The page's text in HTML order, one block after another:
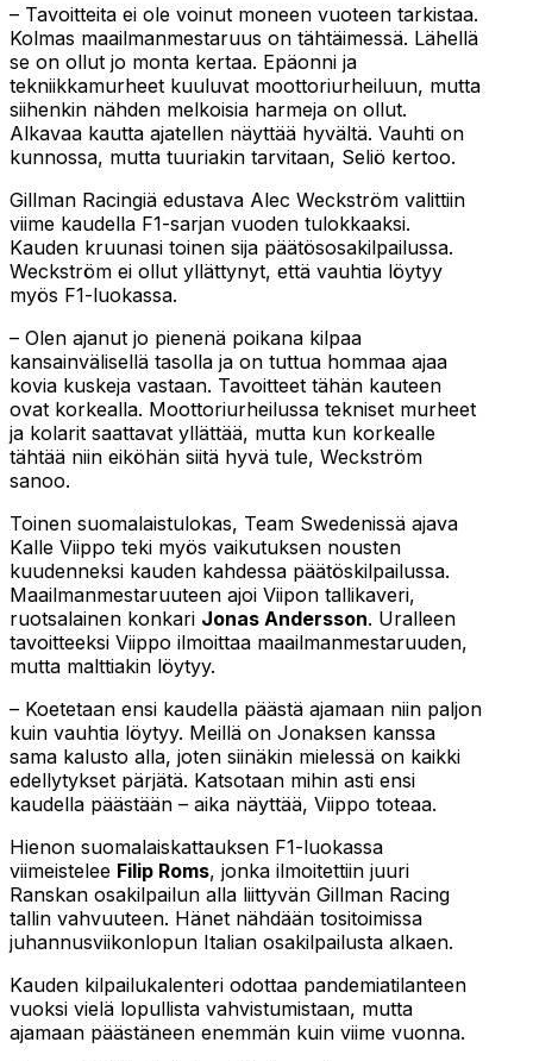
– Tavoitteita ei ole voinut moneen vuoteen tarkistaa.
Kolmas maailmanmestaruus on tähtäimessä. Lähellä
se on ollut jo monta kertaa. Epäonni ja
tekniikkamurheet kuuluvat moottoriurheiluun, mutta
siihenkin nähden melkoisia harmeja on ollut.
Alkavaa kautta ajatellen näyttää hyvältä. Vauhti on
kunnossa, mutta tuuriakin tarvitaan, Seliö kertoo.
Gillman Racingiä edustava Alec Weckström valittiin
viime kaudella F1-sarjan vuoden tulokkaaksi.
Kauden kruunasi toinen sija päätösosakilpailussa.
Weckström ei ollut yllättynyt, että vauhtia löytyy
myös F1-luokassa.
– Olen ajanut jo pienenä poikana kilpaa
kansainvälisellä tasolla ja on tuttua hommaa ajaa
kovia kuskeja vastaan. Tavoitteet tähän kauteen
ovat korkealla. Moottoriurheilussa tekniset murheet
ja kolarit saattavat yllättää, mutta kun korkealle
tähtää niin eiköhän siitä hyvä tule, Weckström
sanoo.
Toinen suomalaistulokas, Team Swedenissä ajava
Kalle Viippo teki myös vaikutuksen nousten
kuudenneksi kauden kahdessa päätöskilpailussa.
Maailmanmestaruuteen ajoi Viipon tallikaveri,
ruotsalainen konkari Jonas Andersson. Uralleen
tavoitteeksi Viippo ilmoittaa maailmanmestaruuden,
mutta malttiakin löytyy.
– Koetetaan ensi kaudella päästä ajamaan niin paljon
kuin vauhtia löytyy. Meillä on Jonaksen kanssa
sama kalusto alla, joten siinäkin mielessä on kaikki
edellytykset pärjätä. Katsotaan mihin asti ensi
kaudella päästään – aika näyttää, Viippo toteaa.
Hienon suomalaiskattauksen F1-luokassa
viimeistelee Filip Roms, jonka ilmoitettiin juuri
Ranskan osakilpailun alla liittyvän Gillman Racing
tallin vahvuuteen. Hänet nähdään tositoimissa
juhannusviikonlopun Italian osakilpailusta alkaen.
Kauden kilpailukalenteri odottaa pandemiatilanteen
vuoksi vielä lopullista vahvistumistaan, mutta
ajamaan päästäneen enemmän kuin viime vuonna.